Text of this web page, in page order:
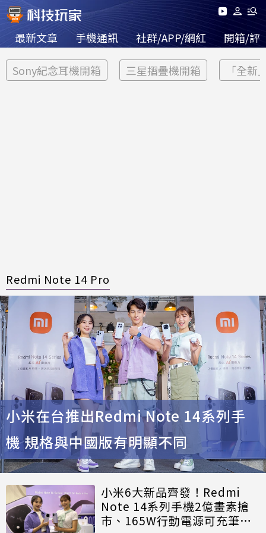
最新文章 手機通訊 社群/APP/網紅 開箱/評
Sony紀念耳機開箱 三星摺疊機開箱 「全新
Redmi Note 14 Pro
小米在台推出Redmi Note 14系列手
機 規格與中國版有明顯不同
小米6大新品齊發！Redmi
Note 14系列手機2億畫素搶
市、165W行動電源可充筆